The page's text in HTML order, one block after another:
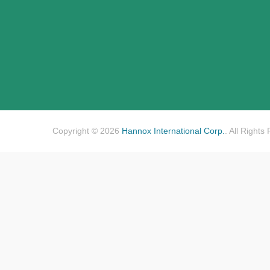
Copyright © 2026 Hannox International Corp.. All Rights